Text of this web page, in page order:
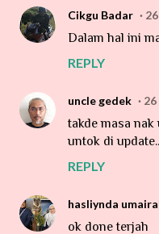
Cikgu Badar
Dalam hal ini
REPLY
uncle gedek
takde masa
untok di
REPLY
hasliynda
ok done terjah